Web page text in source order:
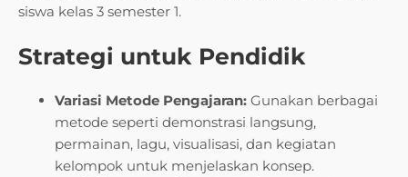
siswa kelas 3 semester 1.
Strategi untuk Pendidik
Variasi Metode Pengajaran: Gunakan berbagai
metode seperti demonstrasi langsung,
permainan, lagu, visualisasi, dan kegiatan
kelompok untuk menjelaskan konsep.